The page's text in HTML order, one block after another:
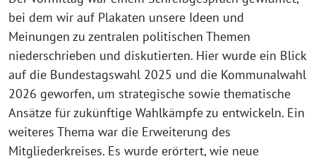
bei dem wir auf Plakaten unsere Ideen und
Meinungen zu zentralen politischen Themen
niederschrieben und diskutierten. Hier wurde ein Blick
auf die Bundestagswahl 2025 und die Kommunalwahl
2026 geworfen, um strategische sowie thematische
Ansätze für zukünftige Wahlkämpfe zu entwickeln. Ein
weiteres Thema war die Erweiterung des
Mitgliederkreises. Es wurde erörtert, wie neue